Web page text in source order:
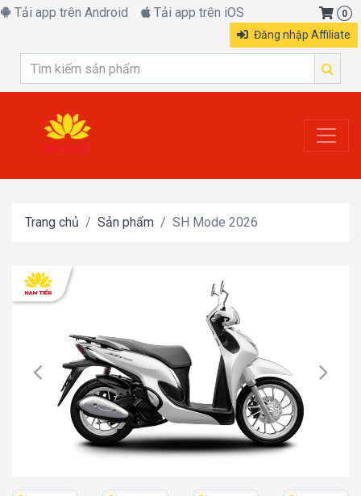
Tải app trên Android Tải app trên iOS
Đăng nhập Affiliate
0
Trang chủ Sản phẩm SH Mode 2026